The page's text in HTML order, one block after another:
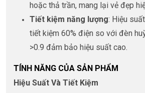
hoặc thả trần, mang lại vẻ đẹp
Tiết kiệm năng lượng: Hiệu
tiết kiệm 60% điện so với đèn
>0.9 đảm bảo hiệu suất cao.
TÍNH NĂNG CỦA SẢN PHẨM
Hiệu Suất Và Tiết Kiệm